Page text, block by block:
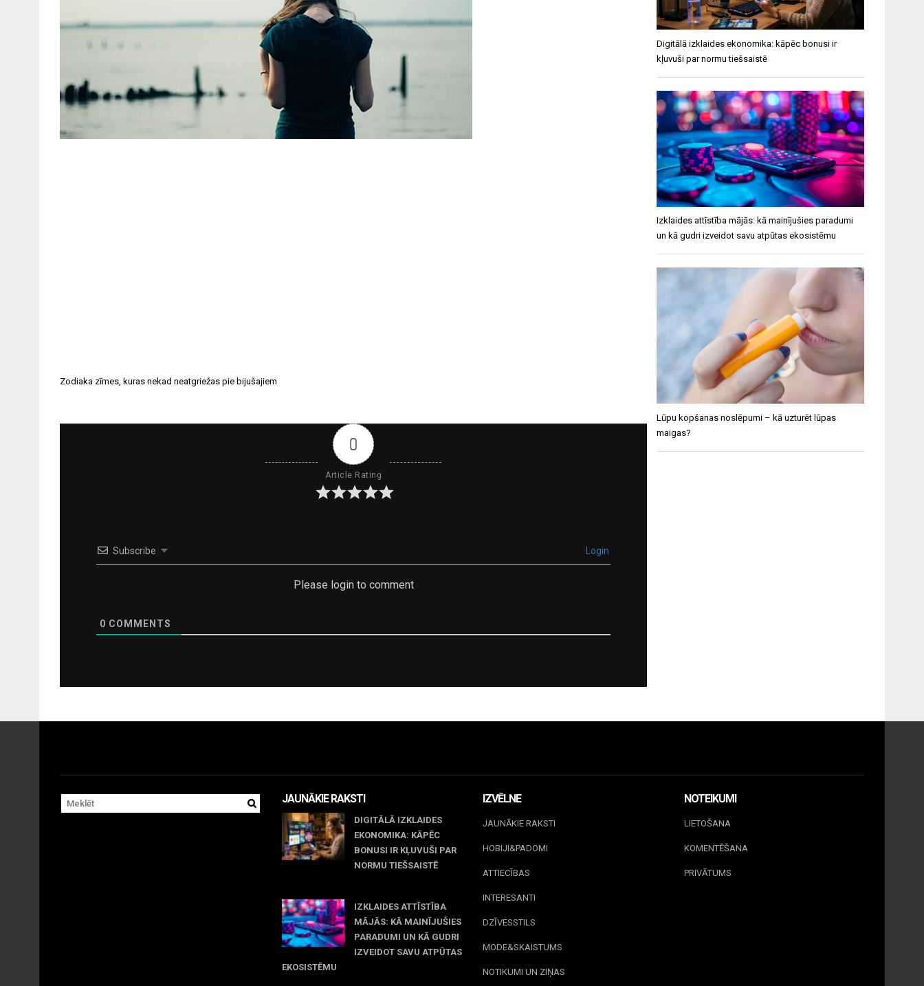
Ziņu
Zodiaka zīmes, kuras nekad neatgriežas pie bijušajiem
0
Article Rating
Subscribe Login
Please login to comment
0 COMMENTS
Digitālā izklaides ekonomika: kāpēc bonusi ir
kļuvuši par normu tiešsaistē
Izklaides attīstība mājās: kā mainījušies paradumi
un kā gudri izveidot savu atpūtas ekosistēmu
Lūpu kopšanas noslēpumi – kā uzturēt lūpas
maigas?
JAUNĀKIE RAKSTI
DIGITĀLĀ IZKLAIDES
EKONOMIKA: KĀPĒC
BONUSI IR KĻUVUŠI PAR
NORMU TIEŠSAISTĒ
IZKLAIDES ATTĪSTĪBA
MĀJĀS: KĀ MAINĪJUŠIES
PARADUMI UN KĀ GUDRI
IZVEIDOT SAVU ATPŪTAS
EKOSISTĒMU
IZVĒLNE
JAUNĀKIE RAKSTI
HOBIJI&PADOMI
ATTIECĪBAS
INTERESANTI
DZĪVESSTILS
MODE&SKAISTUMS
NOTIKUMI UN ZIŅAS
NOTEIKUMI
LIETOŠANA
KOMENTĒŠANA
PRIVĀTUMS